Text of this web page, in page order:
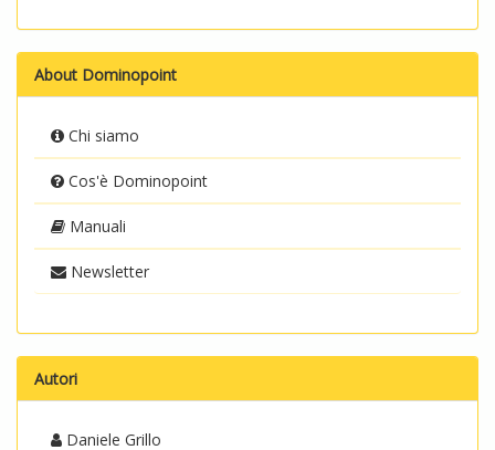
About Dominopoint
Chi siamo
Cos'è Dominopoint
Manuali
Newsletter
Autori
Daniele Grillo